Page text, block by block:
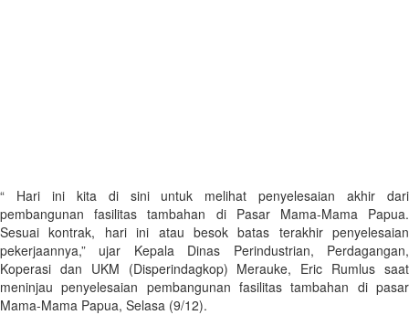
“ Hari ini kita di sini untuk melihat penyelesaian akhir dari
pembangunan fasilitas tambahan di Pasar Mama-Mama Papua.
Sesuai kontrak, hari ini atau besok batas terakhir penyelesaian
pekerjaannya,” ujar Kepala Dinas Perindustrian, Perdagangan,
Koperasi dan UKM (Disperindagkop) Merauke, Eric Rumlus saat
meninjau penyelesaian pembangunan fasilitas tambahan di pasar
Mama-Mama Papua, Selasa (9/12).